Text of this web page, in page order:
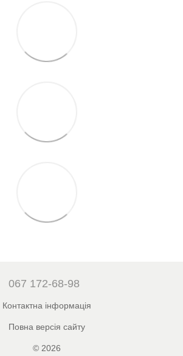
067 172-68-98
Контактна інформація
Повна версія сайту
© 2026